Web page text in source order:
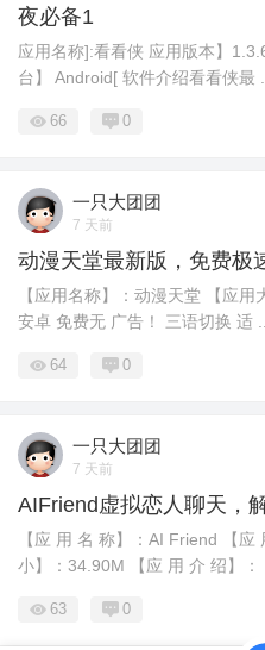
夜必备1
应用名称]:看看侠 应用版本】
台】 Android[ 软件介绍看看侠最 ...
66 0
一只大团团
7 天前
动漫天堂最新版，免费极
【应用名称】：动漫天堂 【应
安卓 免费无 广告！ 三语切换 适 ...
64 0
一只大团团
7 天前
AIFriend虚拟恋人聊天，
【应 用 名 称】：AI Friend 【
小】：34.90M 【应 用 介 绍】：
63 0